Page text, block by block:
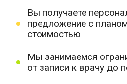
Вы получаете
предложение с
стоимостью
Мы занимаемся
от записи к врачу до